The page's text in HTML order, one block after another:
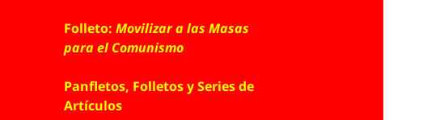
Folleto:Movilizar a las Masas
para el Comunismo
Panfletos, Folletos y Series de
Artículos